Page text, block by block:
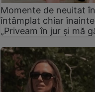
Momente de neuitat
întâmplat chiar
„Priveam în jur și mă